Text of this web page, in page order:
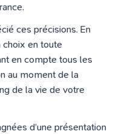
ces précisions. En
en toute
en compte tous les
au moment de la
de la vie de votre
d’une présentation